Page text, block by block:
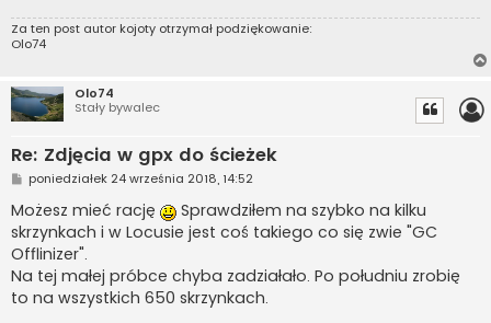
Za ten post autor kojoty otrzymał podziękowanie:
Olo74
Olo74
Stały bywalec
Re: Zdjęcia w gpx do ścieżek
P
o
s
t
poniedziałek 24 września 2018, 14:52
Możesz mieć rację
Sprawdziłem na szybko na kilku
skrzynkach i w Locusie jest coś takiego co się zwie "GC
Offlinizer".
Na tej małej próbce chyba zadziałało. Po południu zrobię
to na wszystkich 650 skrzynkach.